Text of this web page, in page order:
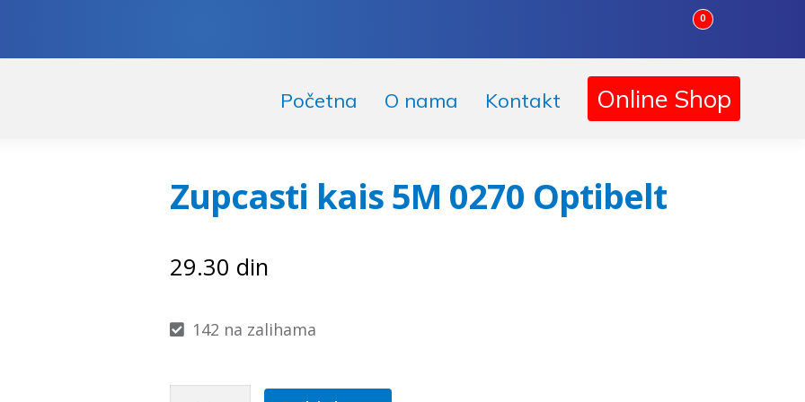
0
Početna O nama Kontakt Online Shop
Zupcasti kais 5M 0270 Optibelt
29.30 din
142 na zalihama
Zupcasti